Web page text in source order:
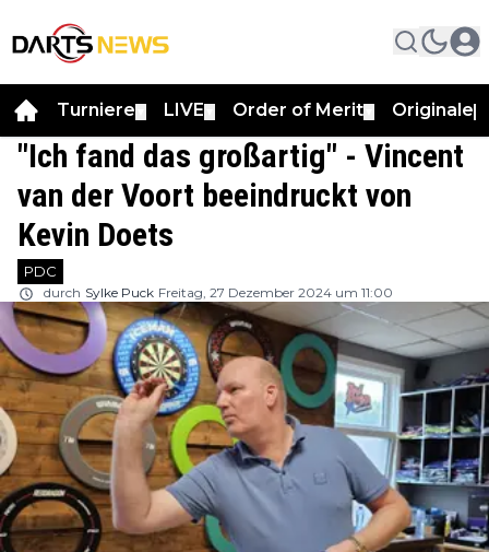
Turniere LIVE Order of Merit Originale
"Ich fand das großartig" - Vincent
van der Voort beeindruckt von
Kevin Doets
PDC
durch Sylke Puck Freitag, 27 Dezember 2024 um 11:00